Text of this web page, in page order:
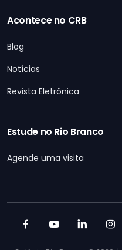
Acontece no CRB
Blog
Notícias
Revista Eletrônica
Estude no Rio Branco
Agende uma visita